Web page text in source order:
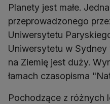
Planety jest małe.
przeprowadzonego
Uniwersytetu
Uniwersytetu w Sydney
na Ziemię jest duży.
łamach czasopisma
Pochodzące z różnych